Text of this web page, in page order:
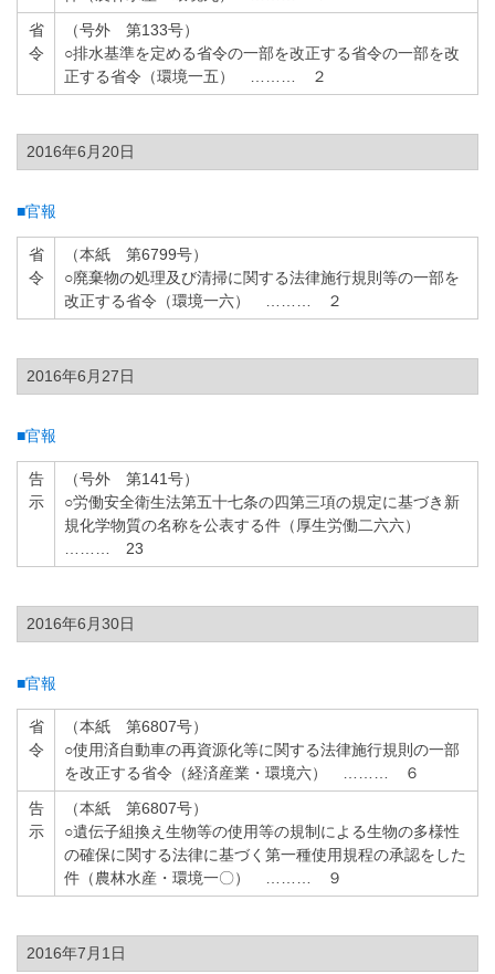
省
令
（号外 第133号）
○排水基準を定める省令の一部を改正する省令の一部を改
正する省令（環境一五） ……… ２
2016年6月20日
■官報
省
令
（本紙 第6799号）
○廃棄物の処理及び清掃に関する法律施行規則等の一部を
改正する省令（環境一六） ……… ２
2016年6月27日
■官報
告
示
（号外 第141号）
○労働安全衛生法第五十七条の四第三項の規定に基づき新
規化学物質の名称を公表する件（厚生労働二六六）
……… 23
2016年6月30日
■官報
省
令
（本紙 第6807号）
○使用済自動車の再資源化等に関する法律施行規則の一部
を改正する省令（経済産業・環境六） ……… ６
告
示
（本紙 第6807号）
○遺伝子組換え生物等の使用等の規制による生物の多様性
の確保に関する法律に基づく第一種使用規程の承認をした
件（農林水産・環境一〇） ……… ９
2016年7月1日